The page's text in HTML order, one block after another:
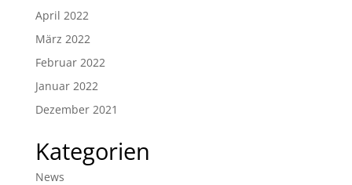
April 2022
März 2022
Februar 2022
Januar 2022
Dezember 2021
Kategorien
News